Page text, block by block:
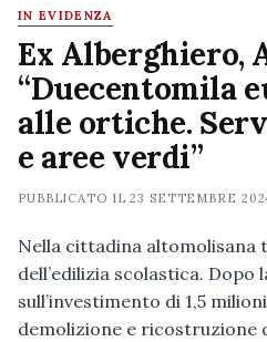
IN EVIDENZA
Ex Alberghiero,
“Duecentomila
alle ortiche.
e aree verdi”
PUBBLICATO IL23 SETTEMBRE
Nella cittadina altomolisana
dell’edilizia scolastica. Dopo
sull’investimento di 1,5
demolizione e ricostruzione